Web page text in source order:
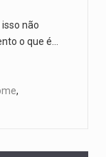
não
o que é…
,